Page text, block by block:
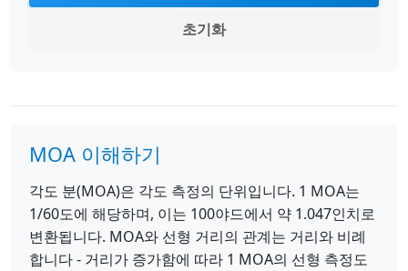
초기화
MOA 이해하기
각도 분(MOA)은 각도 측정의 단위입니다. 1 MOA는
1/60도에 해당하며, 이는 100야드에서 약 1.047인치로
변환됩니다. MOA와 선형 거리의 관계는 거리와 비례
합니다 - 거리가 증가함에 따라 1 MOA의 선형 측정도